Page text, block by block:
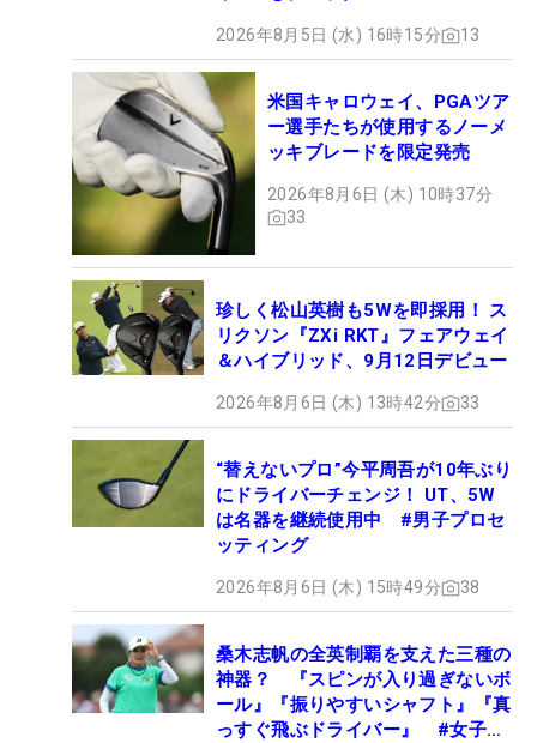
2026年8月5日 (水) 16時15分 13
米国キャロウェイ、PGAツア
ー選手たちが使用するノーメ
ッキブレードを限定発売
2026年8月6日 (木) 10時37分
33
珍しく松山英樹も5Wを即採用！ ス
リクソン『ZXi RKT』フェアウェイ
＆ハイブリッド、9月12日デビュー
2026年8月6日 (木) 13時42分 33
“替えないプロ”今平周吾が10年ぶり
にドライバーチェンジ！ UT、5W
は名器を継続使用中 #男子プロセ
ッティング
2026年8月6日 (木) 15時49分 38
桑木志帆の全英制覇を支えた三種の
神器？ 『スピンが入り過ぎないボ
ール』『振りやすいシャフト』『真
っすぐ飛ぶドライバー』 #女子プ